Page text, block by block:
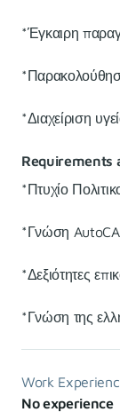
*Έγκαιρη
*Διαχείριση
Requirements
*Πτυχίο
*Γνώση
*Δεξιότητες
*Γνώση της
Work
No experience